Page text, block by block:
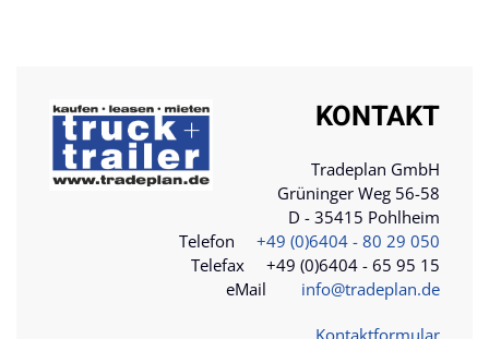
KONTAKT
Tradeplan GmbH
Grüninger Weg 56-58
D - 35415 Pohlheim
Telefon +49 (0)6404 - 80 29 050
Telefax +49 (0)6404 - 65 95 15
eMail info@tradeplan.de
Kontaktformular